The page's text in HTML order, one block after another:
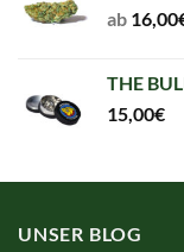
ab 16,00
THE
15,00€
UNSER BLOG